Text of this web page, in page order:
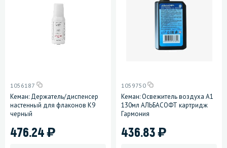
1056187
Кеман: Держатель/диспенсер
настенный для флаконов К9
черный
476.24)
1059750
Кеман: Освежитель воздуха А1
130мл АЛЬБАСОФТ картридж
Гармония
436.83)